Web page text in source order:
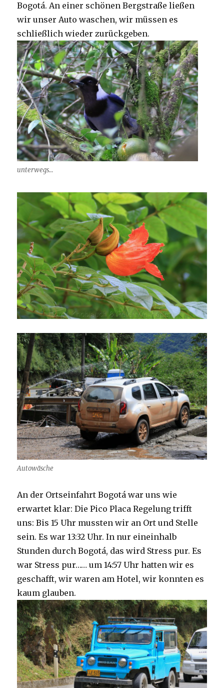
Bogotá. An einer schönen Bergstraße ließen
wir unser Auto waschen, wir müssen es
schließlich wieder zurückgeben.
unterwegs…
Autowäsche
An der Ortseinfahrt Bogotá war uns wie
erwartet klar: Die Pico Placa Regelung trifft
uns: Bis 15 Uhr mussten wir an Ort und Stelle
sein. Es war 13:32 Uhr. In nur eineinhalb
Stunden durch Bogotá, das wird Stress pur. Es
war Stress pur…… um 14:57 Uhr hatten wir es
geschafft, wir waren am Hotel, wir konnten es
kaum glauben.